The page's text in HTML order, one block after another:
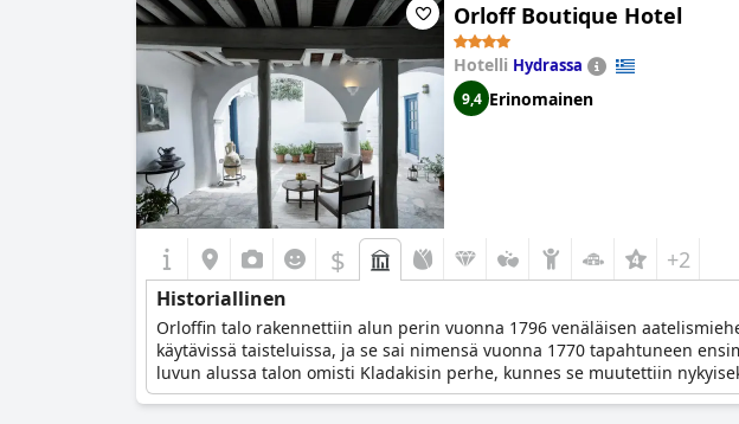
Orloff Boutique Hotel
Hotelli Hydrassa
9,4 Erinomainen
$ +2
Historiallinen
Orloffin talo rakennettiin alun perin vuonna 1796 venäläisen
käytävissä taisteluissa, ja se sai nimensä vuonna 1770 tapahtuneen
luvun alussa talon omisti Kladakisin perhe, kunnes se muutettiin
uudistuksia, mutta alkuperäinen tunnelma ja rakenne säilytettiin